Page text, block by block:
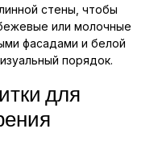
стены, чтобы
или молочные
фасадами и белой
порядок.
для